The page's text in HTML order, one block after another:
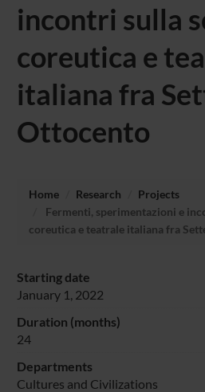
incontri sulla
coreutica e
italiana fra
Ottocento
Home Research
Projects
Fermenti, sperimentazioni e
coreutica e teatrale italiana fra
Starting date
January 1, 2022
Duration (months)
24
Departments
Cultures and Civilizations